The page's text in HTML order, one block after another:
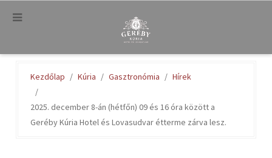
.
Kezdőlap Kúria Gasztronómia Hírek
2025. december 8-án (hétfőn) 09 és 16 óra között a
Geréby Kúria Hotel és Lovasudvar étterme zárva lesz.